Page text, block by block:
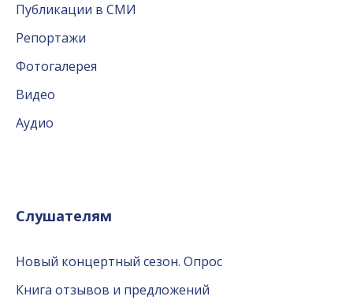
Публикации в СМИ
Репортажи
Фотогалерея
Видео
Аудио
Слушателям
Новый концертный сезон. Опрос
Книга отзывов и предложений